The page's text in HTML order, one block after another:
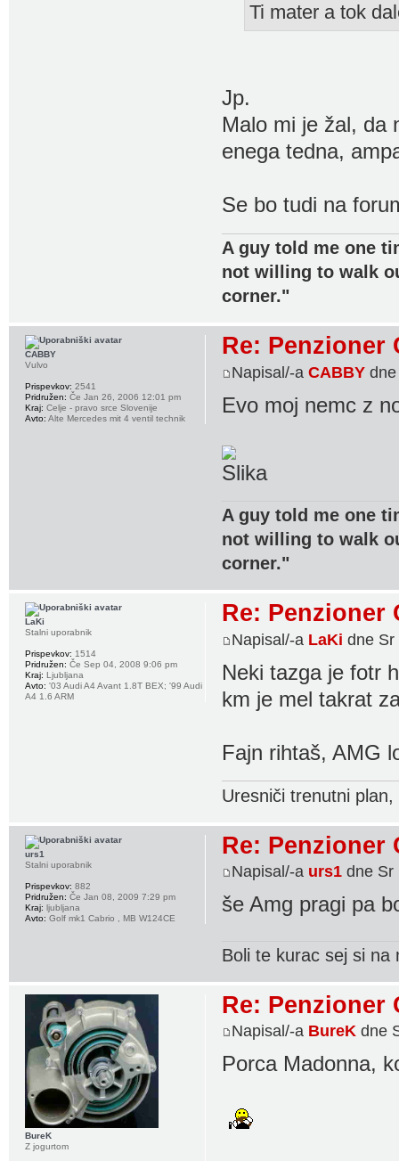
Ti mater a tok
Jp.
Malo mi je žal, da
enega tedna,
Se bo tudi na
A guy told me one
not willing to walk
corner."
Re: Penzioner
Napisal/-aCABBY
Evo moj nemc z
A guy told me one
not willing to walk
corner."
CABBY
Vulvo
Prispevkov: 2541
Pridružen: Če Jan 26, 2006 12:01 pm
Kraj: Celje - pravo srce Slovenije
Avto: Alte Mercedes mit 4 ventil technik
Re: Penzioner
Napisal/-a LaKi dne Sr
Neki tazga je fotr
km je mel takrat
Fajn rihtaš, AMG
Uresniči trenutni
LaKi
Stalni uporabnik
Prispevkov: 1514
Pridružen: Če Sep 04, 2008 9:06 pm
Kraj: Ljubljana
Avto: '03 Audi A4 Avant 1.8T BEX; '99 Audi
A4 1.6 ARM
Re: Penzioner
Napisal/-a urs1 dne Sr
še Amg pragi pa
Boli te kurac sej si
urs1
Stalni uporabnik
Prispevkov: 882
Pridružen: Če Jan 08, 2009 7:29 pm
Kraj: ljubljana
Avto: Golf mk1 Cabrio , MB W124CE
Re: Penzioner
Napisal/-a BureK dne
Porca Madonna,
BureK
Z jogurtom